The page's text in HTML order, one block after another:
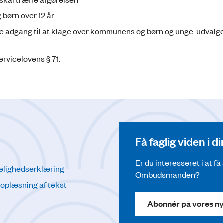
over 12 år
til at klage over kommunens og børn og unge-
§ 71.
af tekst
Få faglig viden i
Er du interesseret i at
Ombudsmanden?
Abonnér på vores